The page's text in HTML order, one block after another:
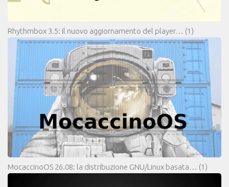
Rhythmbox 3.5: il nuovo aggiornamento del player… (1)
MocaccinoOS 26.08: la distribuzione GNU/Linux basata… (1)